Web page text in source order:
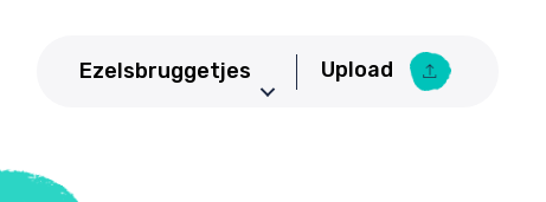
Ezelsbruggetjes Upload